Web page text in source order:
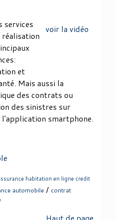
voir la vidéo
services
réalisation
et
Mais aussi la
des contrats ou
des sinistres sur
smartphone.
habitation en ligne credit
automobile / contrat